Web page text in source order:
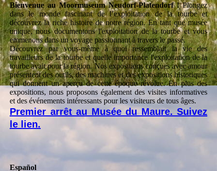
Bienvenue au Moormuseum Neudorf-Platendorf !Plongez
dans le monde fascinant de l’exploitation de la tourbe et
découvrez la riche histoire de notre région. En tant que musée
unique, nous documentons l'exploitation de la tourbe et vous
emmenons dans un voyage passionnant à travers le passé.
Découvrez par vous-même à quoi ressemblait la vie des
travailleurs de la tourbe et quelle importance l'exploitation de la
tourbe avait pour la région. Nos expositions conçues avec amour
présentent des outils, des machines et des expositions historiques
qui donnent un aperçu de cette époque révolue. En plus des
expositions, nous proposons également des visites informatives
et des événements intéressants pour les visiteurs de tous âges.
Premier arrêt au Musée du Maure. Suivez
le lien.
Español